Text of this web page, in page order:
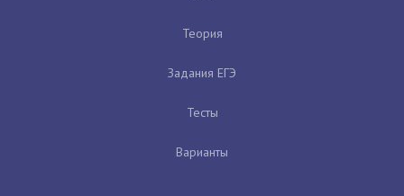
Теория
Задания ЕГЭ
Тесты
Варианты